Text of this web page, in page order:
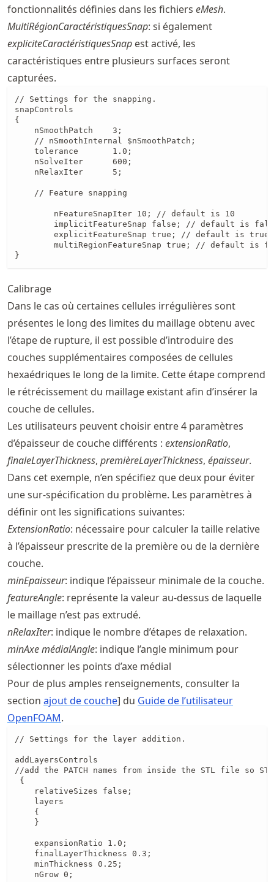
fonctionnalités définies dans les fichiers eMesh.
MultiRégionCaractéristiquesSnap: si également
expliciteCaractéristiquesSnap est activé, les
caractéristiques entre plusieurs surfaces seront
capturées.
// Settings for the snapping.
snapControls
{
    nSmoothPatch    3;
    // nSmoothInternal $nSmoothPatch;
    tolerance       1.0;
    nSolveIter      600;
    nRelaxIter      5;
    // Feature snapping
        nFeatureSnapIter 10; // default is 10
implicitFeatureSnap false; // default is
        explicitFeatureSnap true; // default is true
multiRegionFeatureSnap true; // default is
}
Calibrage
Dans le cas où certaines cellules irrégulières sont
présentes le long des limites du maillage obtenu avec
l’étape de rupture, il est possible d’introduire des
couches supplémentaires composées de cellules
hexaédriques le long de la limite. Cette étape comprend
le rétrécissement du maillage existant afin d’insérer la
couche de cellules.
Les utilisateurs peuvent choisir entre 4 paramètres
d’épaisseur de couche différents : extensionRatio,
finaleLayerThickness, premièreLayerThickness, épaisseur.
Dans cet exemple, n’en spécifiez que deux pour éviter
une sur-spécification du problème. Les paramètres à
définir ont les significations suivantes:
ExtensionRatio: nécessaire pour calculer la taille relative
à l’épaisseur prescrite de la première ou de la dernière
couche.
minEpaisseur: indique l’épaisseur minimale de la couche.
featureAngle: représente la valeur au-dessus de laquelle
le maillage n’est pas extrudé.
nRelaxIter: indique le nombre d’étapes de relaxation.
minAxe médialAngle: indique l’angle minimum pour
sélectionner les points d’axe médial
Pour de plus amples renseignements, consulter la
section ajout de couche] du Guide de l’utilisateur
OpenFOAM.
// Settings for the layer addition.
addLayersControls
//add the PATCH names from inside the STL file so
{
    relativeSizes false;
    layers
    {
    }
    expansionRatio 1.0;
    finalLayerThickness 0.3;
    minThickness 0.25;
    nGrow 0;